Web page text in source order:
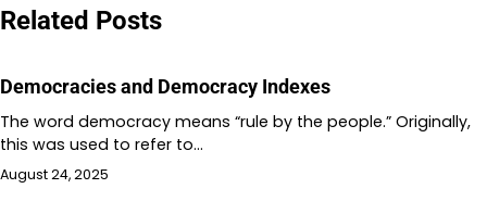
Related Posts
Democracies and Democracy Indexes
The word democracy means “rule by the people.” Originally,
this was used to refer to…
August 24, 2025